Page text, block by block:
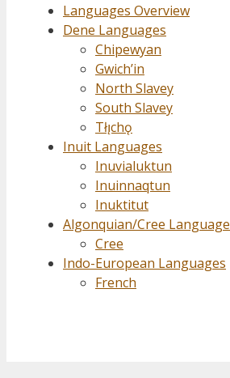
Languages Overview
Dene Languages
Chipewyan
Gwich’in
North Slavey
South Slavey
Tłı̨chǫ
Inuit Languages
Inuvialuktun
Inuinnaqtun
Inuktitut
Algonquian/Cree
Cree
Indo-European Languages
French